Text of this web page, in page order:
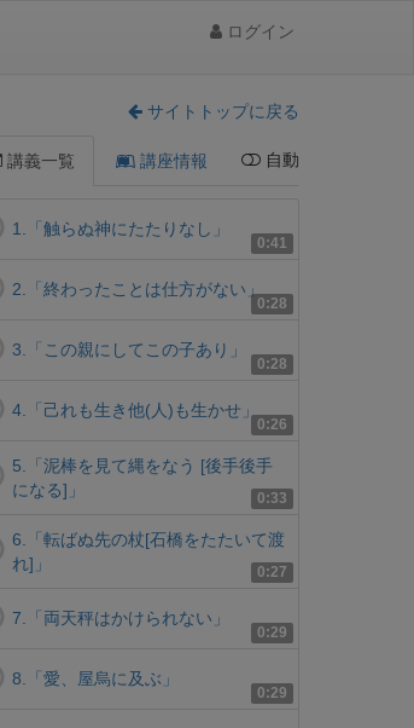
ログイン
サイトトップに戻る
講義一覧 講座情報 自動
0:41
1.「触らぬ神にたたりなし」
0:28
2.「終わったことは仕方がない」
0:28
3.「この親にしてこの子あり」
0:26
4.「己れも生き他(人)も生かせ」
0:33
5.「泥棒を見て縄をなう [後手後手
になる]」
0:27
6.「転ばぬ先の杖[石橋をたたいて渡
れ]」
0:29
7.「両天秤はかけられない」
0:29
8.「愛、屋烏に及ぶ」